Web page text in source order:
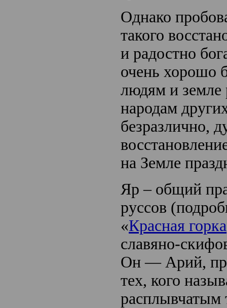
Однако
такого
и радостно
очень хорошо
людям и земле
народам
безразлично,
на Земле
Яр – общий
руссов
«Красная горка
славяно-
Он — Арий,
тех, кого
расплывчатым